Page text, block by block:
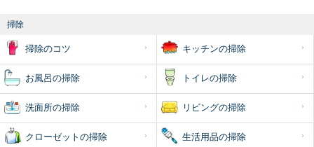
掃除
掃除のコツ キッチンの掃除
お風呂の掃除 トイレの掃除
洗面所の掃除 リビングの掃除
クローゼットの掃除 生活用品の掃除